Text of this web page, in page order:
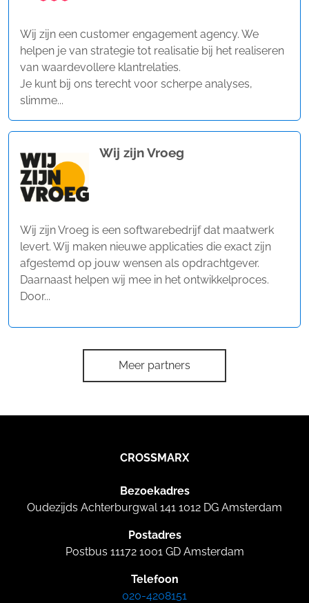
Wij zijn een customer engagement agency. We
helpen je van strategie tot realisatie bij het realiseren
van waardevollere klantrelaties.
Je kunt bij ons terecht voor scherpe analyses,
slimme...
Wij zijn Vroeg
Wij zijn Vroeg is een softwarebedrijf dat maatwerk
levert. Wij maken nieuwe applicaties die exact zijn
afgestemd op jouw wensen als opdrachtgever.
Daarnaast helpen wij mee in het ontwikkelproces.
Door...
Meer partners
CROSSMARX
Bezoekadres
Oudezijds Achterburgwal 141 1012 DG Amsterdam
Postadres
Postbus 11172 1001 GD Amsterdam
Telefoon
020-4208151